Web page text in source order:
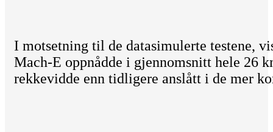
I motsetning til de datasimulerte testene,
Mach-E oppnådde i gjennomsnitt hele 26
rekkevidde enn tidligere anslått i de mer